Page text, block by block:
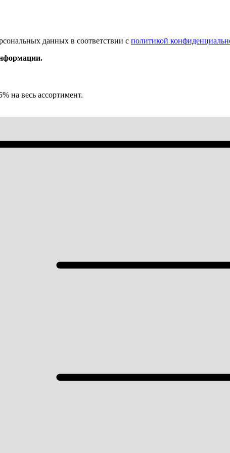
данных в соответствии с политикой
на весь ассортимент.